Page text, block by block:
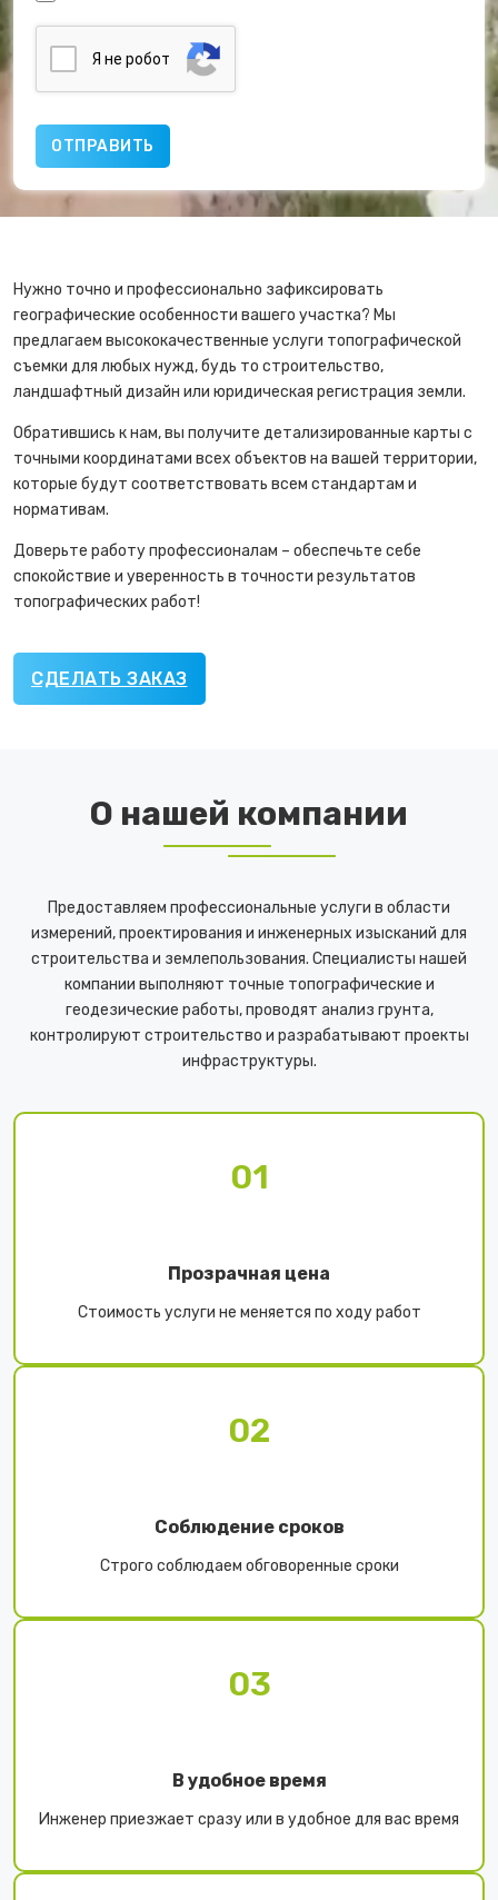
Я нe poбoт
Нужно точно и профессионально зафиксировать
географические особенности вашего участка? Мы
предлагаем высококачественные услуги топографической
съемки для любых нужд, будь то строительство,
ландшафтный дизайн или юридическая регистрация земли.
Обратившись к нам, вы получите детализированные карты с
точными координатами всех объектов на вашей территории,
которые будут соответствовать всем стандартам и
нормативам.
Доверьте работу профессионалам – обеспечьте себе
спокойствие и уверенность в точности результатов
топографических работ!
СДЕЛАТЬ ЗАКАЗ
О нашей компании
Предоставляем профессиональные услуги в области
измерений, проектирования и инженерных изысканий для
строительства и землепользования. Специалисты нашей
компании выполняют точные топографические и
геодезические работы, проводят анализ грунта,
контролируют строительство и разрабатывают проекты
инфраструктуры.
01
Прозрачная цена
Стоимость услуги не меняется по ходу работ
02
Соблюдение сроков
Строго соблюдаем обговоренные сроки
03
В удобное время
Инженер приезжает сразу или в удобное для вас время